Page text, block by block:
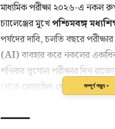
মাধ্যমিক পরীক্ষা ২০২৬-এ নকল
চ্যালেঞ্জের মুখেপশ্চিমবঙ্গ
পর্ষদের দাবি, চলতি বছরে
(AI)ব্যবহার করে নকলের
শনিবার ভূগোল পরীক্ষার দিন
থেকে মোবাইল ফোনসহ মোট ১২
AI অ্যাপ ব্যবহার করে প্রশ্নের
সম্পূর্ণ পড়ুন